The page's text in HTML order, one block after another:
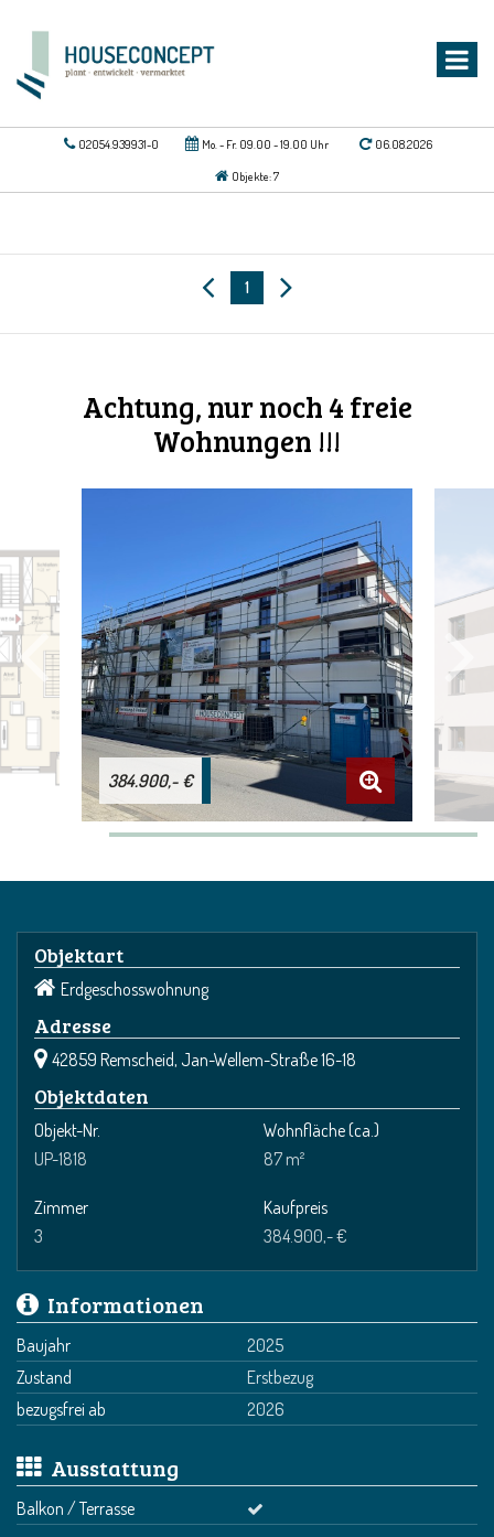
02054.939931-0 Mo. - Fr. 09.00 - 19.00 Uhr 06.08.2026
Objekte: 7
1
Achtung, nur noch 4 freie
Wohnungen !!!
384.900,- €
Objektart
Erdgeschosswohnung
Adresse
42859 Remscheid, Jan-Wellem-Straße 16-18
Objektdaten
Objekt-Nr.
UP-1818
Wohnfläche(ca.)
87 m²
Zimmer
3
Kaufpreis
384.900,- €
Informationen
Baujahr
2025
Zustand
Erstbezug
bezugsfrei ab
2026
Ausstattung
Balkon / Terrasse